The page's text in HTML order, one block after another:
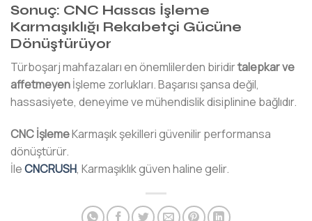
Sonuç: CNC Hassas İşleme
Karmaşıklığı Rekabetçi Gücüne
Dönüştürüyor
Türboşarj mahfazaları en önemlilerden biridirtalepkar ve
affetmeyenİşleme zorlukları. Başarısı şansa değil,
hassasiyete, deneyime ve mühendislik disiplinine bağlıdır.
CNC İşlemeKarmaşık şekilleri güvenilir performansa
dönüştürür.
İleCNCRUSH, Karmaşıklık güven haline gelir.